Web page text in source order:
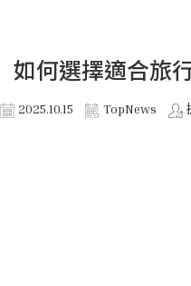
如何選擇適合旅
2025.10.15 TopNews